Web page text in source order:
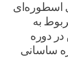
اسطوره‌ای
به
دوره
ساسانی